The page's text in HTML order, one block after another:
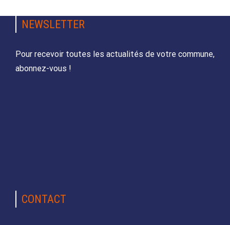
NEWSLETTER
Pour recevoir toutes les actualités de votre commune,
abonnez-vous !
CONTACT